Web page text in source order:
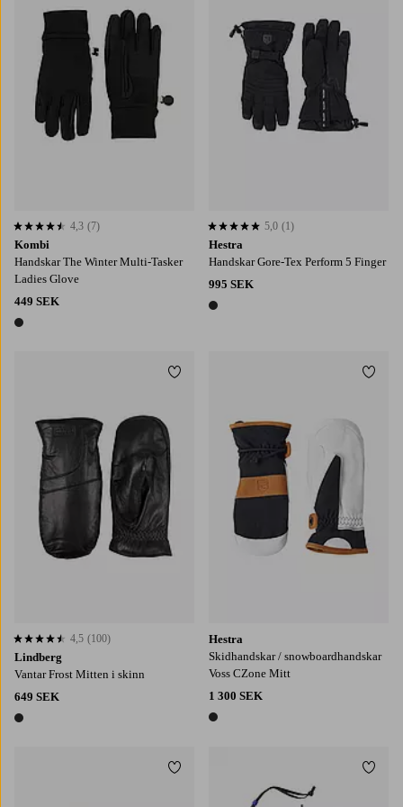
Kombi
Handskar The Winter Multi-Tasker
Ladies Glove
449 SEK
1 färg
4,3 baserat på 7 st betyg
4,3 (7)
Hestra
Handskar Gore-Tex Perform 5 Finger
995 SEK
1 färg
5,0 baserat på 1 st betyg
5,0 (1)
Lindberg
Vantar Frost Mitten i skinn
649 SEK
1 färg
4,5 baserat på 100 st betyg
4,5 (100)
Lägg till i favoriter
Hestra
Skidhandskar / snowboardhandskar
Voss CZone Mitt
1 300 SEK
1 färg
Lägg till i favoriter